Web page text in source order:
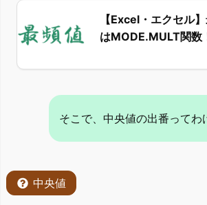
【Excel・エクセル
はMODE.MULT関数
そこで、中央値の出番ってわ
中央値